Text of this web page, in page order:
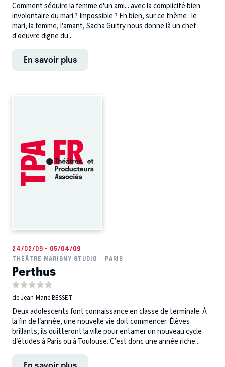
Comment séduire la femme d'un ami... avec la complicité bien
involontaire du mari ? Impossible ? Eh bien, sur ce thème : le
mari, la femme, l'amant, Sacha Guitry nous donne là un chef
d'oeuvre digne du...
En savoir plus
24/02/09 - 05/04/09
THÉÂTRE MARIGNY STUDIO
PARIS
Perthus
de Jean-Marie BESSET
Deux adolescents font connaissance en classe de terminale. À
la fin de l’année, une nouvelle vie doit commencer. Élèves
brillants, ils quitteront la ville pour entamer un nouveau cycle
d’études à Paris ou à Toulouse. C’est donc une année riche...